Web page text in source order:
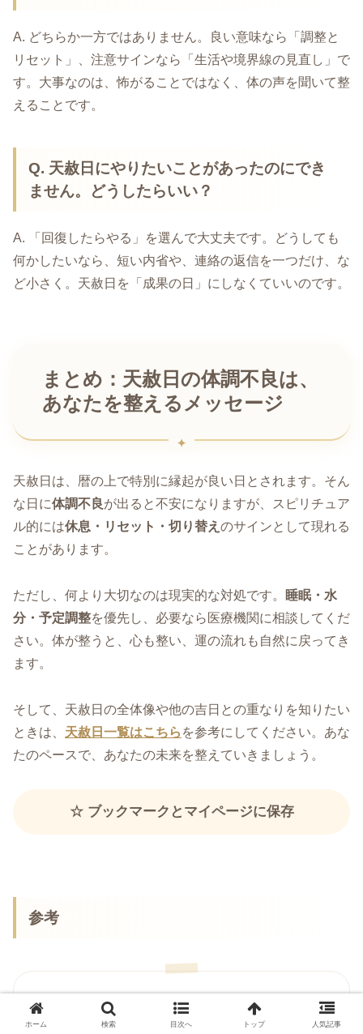
A. どちらか一方ではありません。良い意味なら「調整と
リセット」、注意サインなら「生活や境界線の見直し」で
す。大事なのは、怖がることではなく、体の声を聞いて整
えることです。
Q. 天赦日にやりたいことがあったのにでき
ません。どうしたらいい？
A. 「回復したらやる」を選んで大丈夫です。どうしても
何かしたいなら、短い内省や、連絡の返信を一つだけ、な
ど小さく。天赦日を「成果の日」にしなくていいのです。
まとめ：天赦日の体調不良は、
あなたを整えるメッセージ
天赦日は、暦の上で特別に縁起が良い日とされます。そん
な日に体調不良が出ると不安になりますが、スピリチュア
ル的には休息・リセット・切り替え のサインとして現れる
ことがあります。
ただし、何より大切なのは現実的な対処です。
睡眠・水
分・予定調整を優先し、必要なら医療機関に相談してくだ
さい。体が整うと、心も整い、運の流れも自然に戻ってき
ます。
そして、天赦日の全体像や他の吉日との重なりを知りたい
ときは、 天赦日一覧はこちら を参考にしてください。あな
たのペースで、あなたの未来を整えていきましょう。
☆ ブックマークとマイページに保存
参考
国立国会図書館「日本の暦」：不成就日
ホーム 検索 目次へ トップ 人気記事